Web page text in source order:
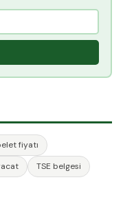
fiyatı
TSE belgesi